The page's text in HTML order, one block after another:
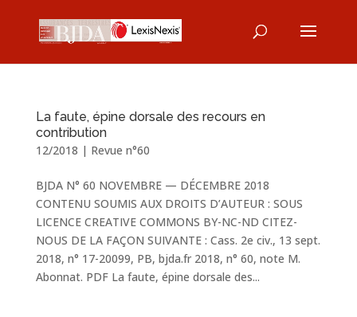
La faute, épine dorsale des recours en
contribution
12/2018 | Revue n°60
BJDA N° 60 NOVEMBRE — DÉCEMBRE 2018
CONTENU SOUMIS AUX DROITS D’AUTEUR : SOUS
LICENCE CREATIVE COMMONS BY-NC-ND CITEZ-
NOUS DE LA FAÇON SUIVANTE : Cass. 2e civ., 13 sept.
2018, n° 17-20099, PB, bjda.fr 2018, n° 60, note M.
Abonnat. PDF La faute, épine dorsale des...